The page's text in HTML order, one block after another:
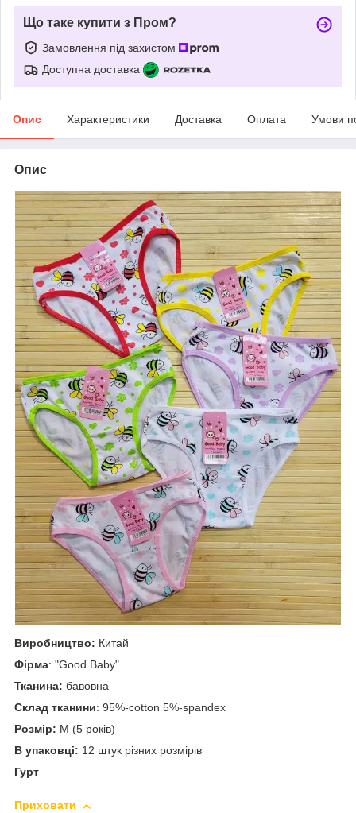
Що таке купити з Пром?
Замовлення під захистом
Доступна доставка
Опис Характеристики Доставка Оплата Умови
Опис
Виробництво: Китай
Фірма: "Good Baby"
Тканина: бавовна
Склад тканини: 95%-cotton 5%-spandex
Розмір: М (5 років)
В упаковці: 12 штук різних розмірів
Гурт
Приховати